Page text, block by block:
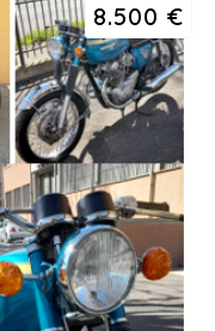
8.500 €